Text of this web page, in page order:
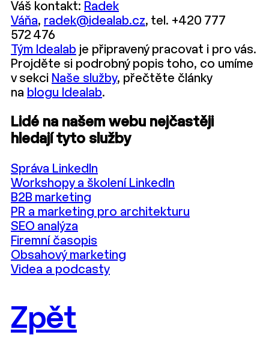
Váš kontakt: Radek
Váňa, radek@idealab.cz, tel. +420 777
572 476
Tým Idealab je připravený pracovat i pro vás.
Projděte si podrobný popis toho, co umíme
v sekci Naše služby, přečtěte články
na blogu Idealab.
Lidé na našem webu nejčastěji
hledají tyto služby
Správa LinkedIn
Workshopy a školení LinkedIn
B2B marketing
PR a marketing pro architekturu
SEO analýza
Firemní časopis
Obsahový marketing
Videa a podcasty
Zpět